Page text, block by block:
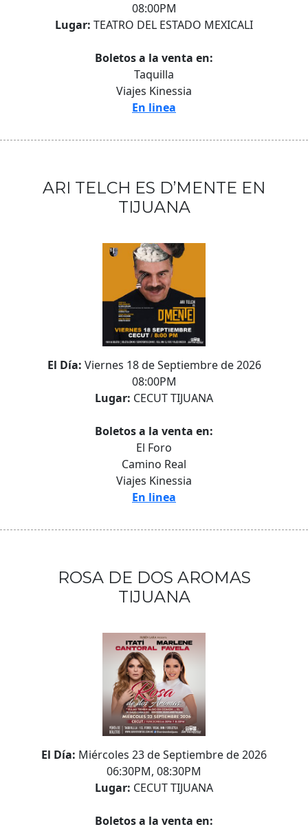
08:00PM
Lugar: TEATRO DEL ESTADO MEXICALI
Boletos a la venta en:
Taquilla
Viajes Kinessia
En linea
ARI TELCH ES D’MENTE EN
TIJUANA
El Día: Viernes 18 de Septiembre de 2026
08:00PM
Lugar: CECUT TIJUANA
Boletos a la venta en:
El Foro
Camino Real
Viajes Kinessia
En linea
ROSA DE DOS AROMAS
TIJUANA
El Día: Miércoles 23 de Septiembre de 2026
06:30PM, 08:30PM
Lugar: CECUT TIJUANA
Boletos a la venta en: